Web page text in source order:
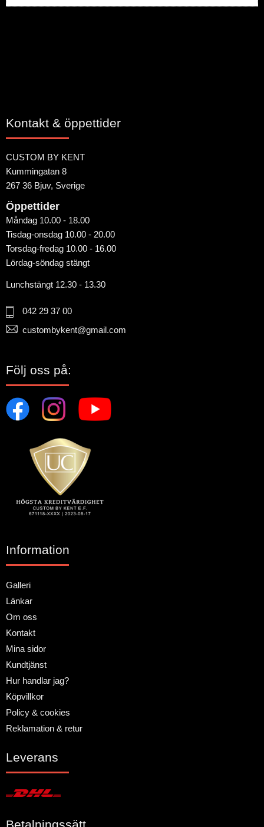
Kontakt & öppettider
CUSTOM BY KENT
Kummingatan 8
267 36 Bjuv, Sverige
Öppettider
Måndag 10.00 - 18.00
Tisdag-onsdag 10.00 - 20.00
Torsdag-fredag 10.00 - 16.00
Lördag-söndag stängt
Lunchstängt 12.30 - 13.30
042 29 37 00
custombykent@gmail.com
Följ oss på:
Information
Galleri
Länkar
Om oss
Kontakt
Mina sidor
Kundtjänst
Hur handlar jag?
Köpvillkor
Policy & cookies
Reklamation & retur
Leverans